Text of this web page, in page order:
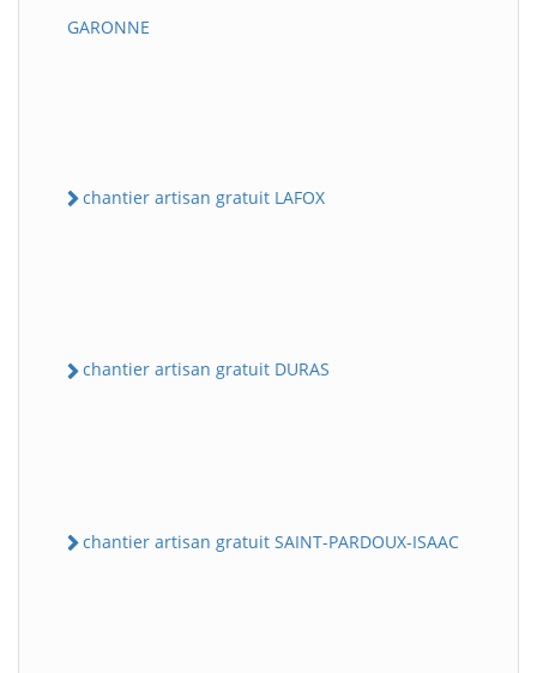
GARONNE
chantier artisan gratuit LAFOX
chantier artisan gratuit DURAS
chantier artisan gratuit SAINT-PARDOUX-ISAAC